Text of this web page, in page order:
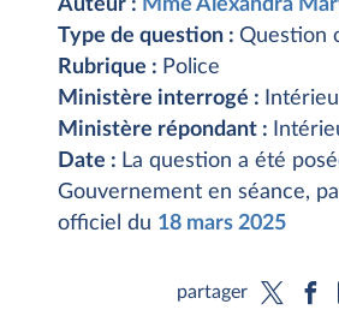
Auteur : Mme Alexandra
Type de question : Question
Rubrique : Police
Ministère interrogé :
Ministère répondant :
Date : La question a été
Gouvernement en séance,
officiel du 18 mars 2025
partager